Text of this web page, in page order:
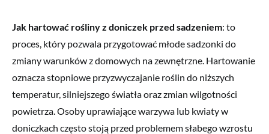
Jak hartować rośliny z doniczek przed sadzeniem: to
proces, który pozwala przygotować młode sadzonki do
zmiany warunków z domowych na zewnętrzne. Hartowanie
oznacza stopniowe przyzwyczajanie roślin do niższych
temperatur, silniejszego światła oraz zmian wilgotności
powietrza. Osoby uprawiające warzywa lub kwiaty w
doniczkach często stoją przed problemem słabego wzrostu